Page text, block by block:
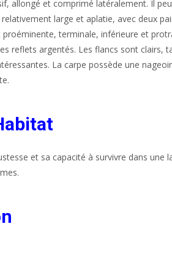
allongé et comprimé latéralement. Il
large et aplatie, avec deux
terminale, inférieure et
reflets argentés. Les flancs sont clairs,
La carpe possède une
et sa capacité à survivre dans